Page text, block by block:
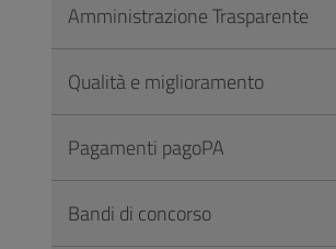
Amministrazione Trasparente
Qualità e miglioramento
Pagamenti pagoPA
Bandi di concorso